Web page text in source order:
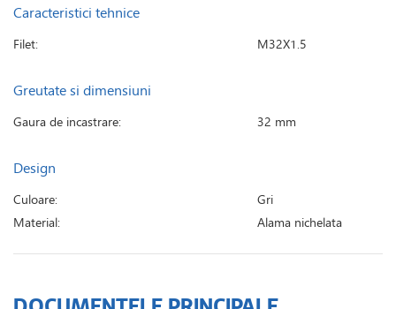
Caracteristici tehnice
Filet: M32X1.5
Greutate si dimensiuni
Gaura de incastrare: 32 mm
Design
Culoare:
Gri
Material:
Alama nichelata